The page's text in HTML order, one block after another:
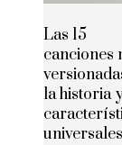
Las 15
canciones
la historia
universales